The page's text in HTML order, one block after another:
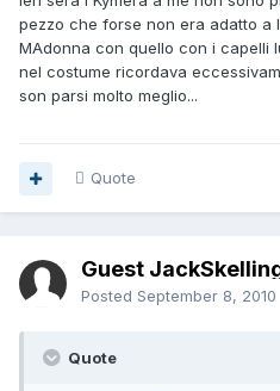
pezzo che forse non era adatto a
MAdonna con quello con i capelli
nel costume ricordava
son parsi molto meglio...
Quote
Guest
Posted September 8, 2010
Quote